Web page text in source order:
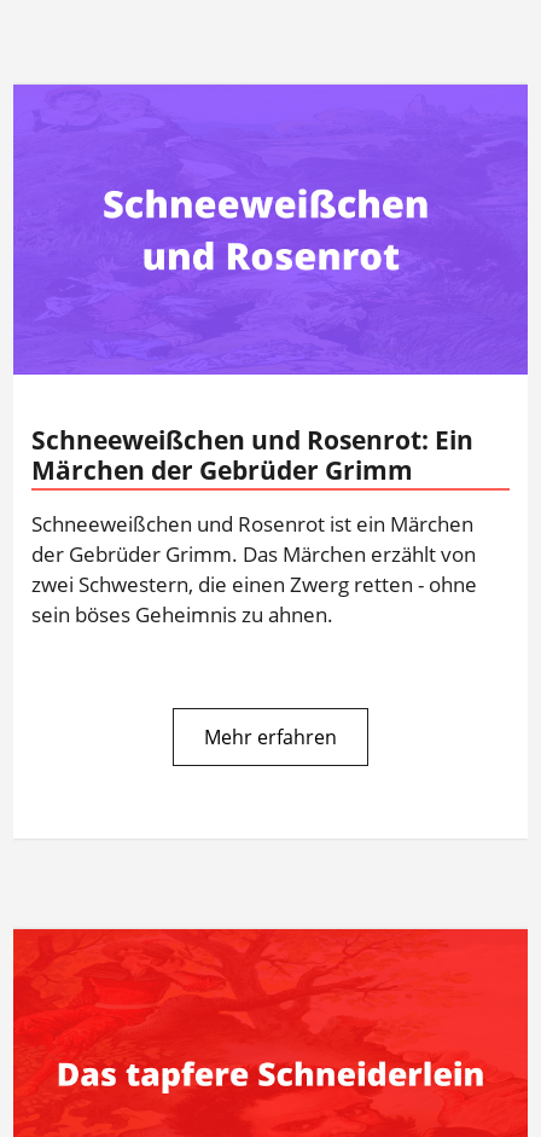
Schneeweißchen und Rosenrot: Ein
Märchen der Gebrüder Grimm
Schneeweißchen und Rosenrot ist ein Märchen
der Gebrüder Grimm. Das Märchen erzählt von
zwei Schwestern, die einen Zwerg retten - ohne
sein böses Geheimnis zu ahnen.
Mehr erfahren